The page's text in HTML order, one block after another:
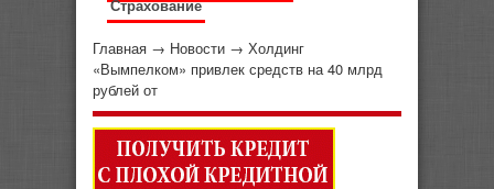
Страхование
Главная → Новости → Холдинг
«Вымпелком» привлек средств на 40 млрд
рублей от